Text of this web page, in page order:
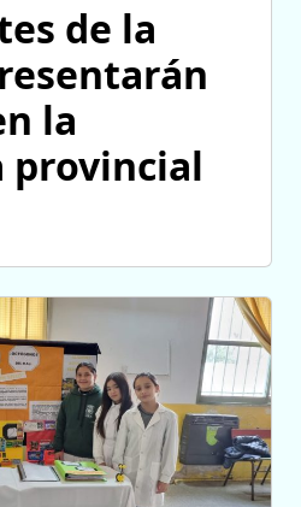
de la
la
provincial